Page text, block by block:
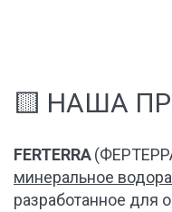
🟨 НАША
FERTERRA
минеральное
разработанное для